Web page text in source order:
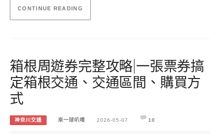
CONTINUE READING
箱根周遊券完整攻略|一張票券搞
定箱根交通、交通區間、購買方
式
神奈川交通 來一球叭噗 2026-05-07 10